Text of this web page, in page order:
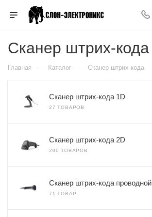
Сканер штрих-кода
Главная — Каталог — Сканер штрих-кода
Сканер штрих-кода 1D
27 ТОВАРОВ
Сканер штрих-кода 2D
200 ТОВАРОВ
Сканер штрих-кода проводной
71 ТОВАР